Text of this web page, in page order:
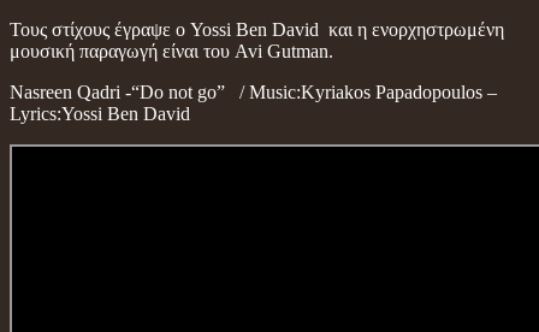
Τους στίχους έγραψε ο Yossi Ben David και η ενορχηστρωμένη
μουσική παραγωγή είναι του Avi Gutman.
Nasreen Qadri -“Do not go” / Music:Kyriakos Papadopoulos –
Lyrics:Yossi Ben David